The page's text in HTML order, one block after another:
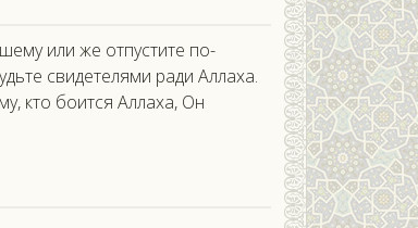
или же отпустите по-
свидетелями ради Аллаха.
кто боится Аллаха, Он